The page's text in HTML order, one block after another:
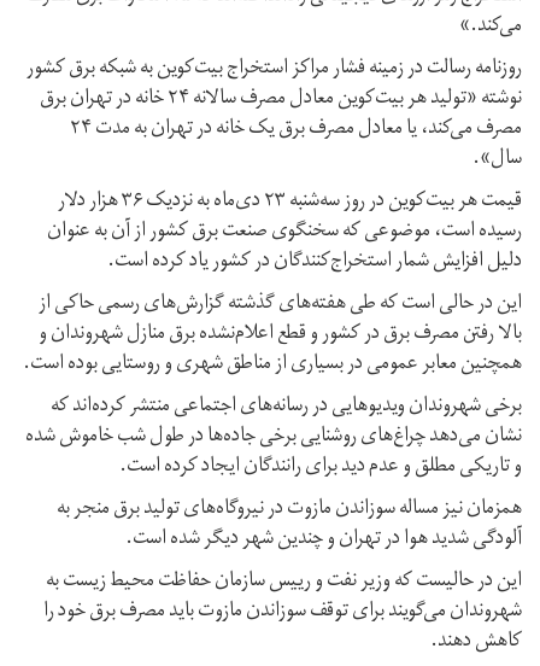
می‌کند.»
روزنامه رسالت در زمینه فشار مراکز استخراج بیت‌کوین به شبکه برق کشور
نوشته «تولید هر بیت‌کوین معادل مصرف سالانه ۲۴ خانه در تهران برق
مصرف می‌کند،‌ یا معادل مصرف برق یک خانه در تهران به مدت ۲۴
سال».
قیمت هر بیت‌کوین در روز سه‌شنبه ۲۳ دی‌ماه به نزدیک ۳۶ هزار دلار
رسیده است،‌ موضوعی که سخنگوی صنعت برق کشور از آن به عنوان
دلیل افزایش شمار استخراج‌کنندگان در کشور یاد کرده است.
این در حالی است که طی هفته‌های گذشته گزارش‌های رسمی حاکی از
بالا رفتن مصرف برق در کشور و قطع اعلام‌نشده برق منازل شهروندان و
همچنین معابر عمومی در بسیاری از مناطق شهری و روستایی بوده است.
برخی شهروندان ویدیوهایی در رسانه‌های اجتماعی منتشر کرده‌اند که
نشان می‌دهد چراغ‌های روشنایی برخی جاده‌ها در طول شب خاموش شده
و تاریکی مطلق و عدم دید برای رانندگان ایجاد کرده است.
همزمان نیز مساله سوزاندن مازوت در نیروگاه‌های تولید برق منجر به
آلودگی شدید هوا در تهران و چندین شهر دیگر شده است.
این در حالیست که وزیر نفت و رییس سازمان حفاظت محیط زیست به
شهروندان می‌گویند برای توقف سوزاندن مازوت باید مصرف برق خود را
کاهش دهند.